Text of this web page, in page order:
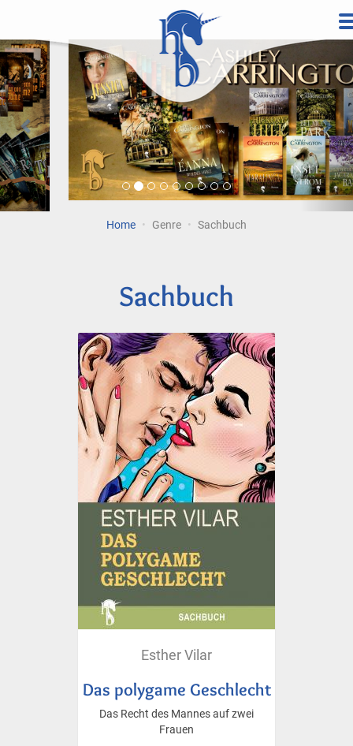
InhaltVorherige
Home Genre Sachbuch
Sachbuch
Esther Vilar
Das polygame Geschlecht
Das Recht des Mannes auf zwei
Frauen